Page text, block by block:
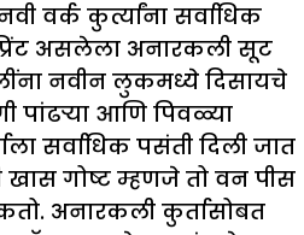
वर्क कुर्त्यांना सर्वाधिक
असलेला अनारकली सूट
नवीन लुकमध्ये दिसायचे
पांढऱ्या आणि पिवळ्या
सर्वाधिक पसंती दिली जात
खास गोष्ट म्हणजे तो वन पीस
अनारकली कुर्तासोबत